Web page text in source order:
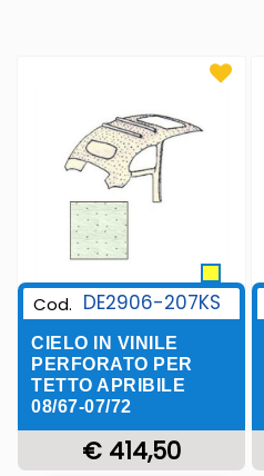
Cod. DE2906-207KS
CIELO IN VINILE
PERFORATO PER
TETTO APRIBILE
08/67-07/72
€ 414,50